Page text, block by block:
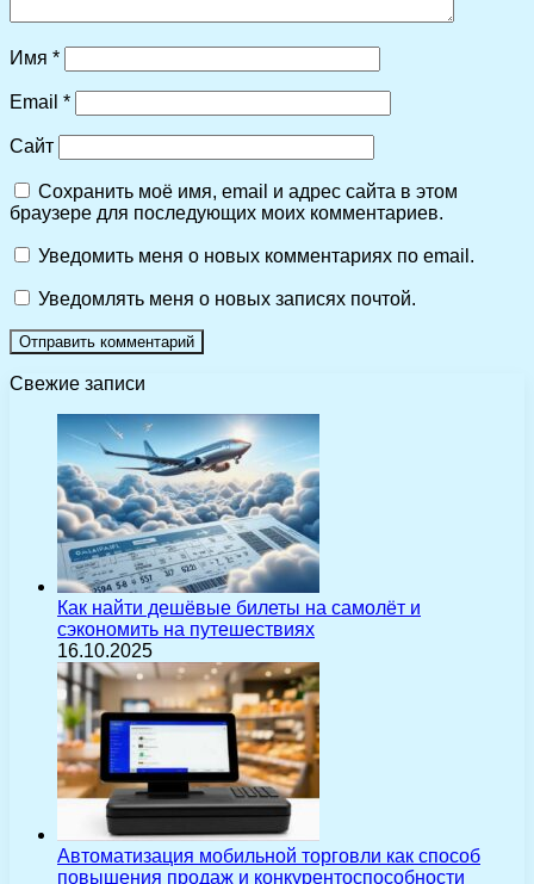
Имя *
Email *
Сайт
Сохранить моё имя, email и адрес сайта в этом
браузере для последующих моих комментариев.
Уведомить меня о новых комментариях по email.
Уведомлять меня о новых записях почтой.
Свежие записи
Как найти дешёвые билеты на самолёт и
сэкономить на путешествиях
16.10.2025
Автоматизация мобильной торговли как способ
повышения продаж и конкурентоспособности